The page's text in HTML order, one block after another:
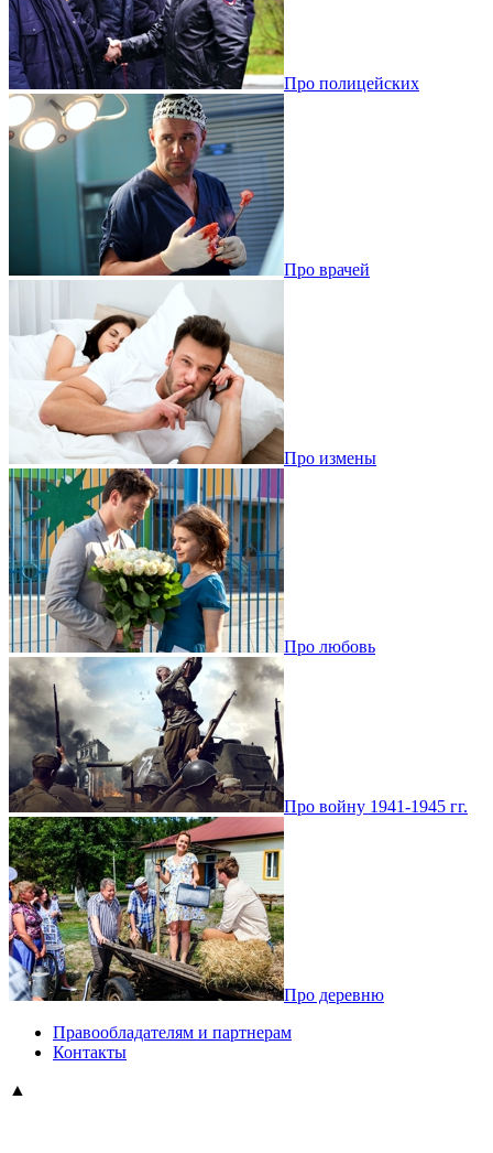
Про полицейских
Про врачей
Про измены
Про любовь
Про войну 1941-1945 гг.
Про деревню
Правообладателям и партнерам
Контакты
▲